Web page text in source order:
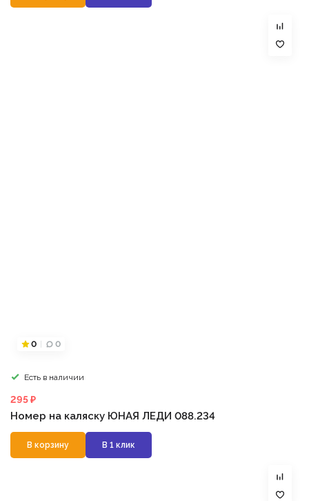
0 0
Есть в наличии
295 ₽
Номер на каляску ЮНАЯ ЛЕДИ 088.234
В корзину В 1 клик